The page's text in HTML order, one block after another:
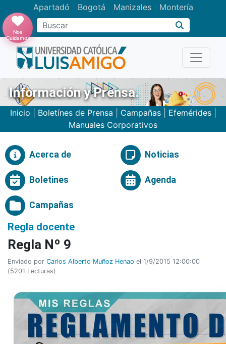
Apartadó Bogotá Manizales Montería
Buscar
Nos
Cuidamos
Información y Prensa.
Inicio Boletínes de Prensa Campañas| Efemérides|
Manuales Corporativos
Acerca de Noticias
Boletines Agenda
Campañas
Regla docente
Regla Nº 9
Enviado por Carlos Alberto Muñoz Henao el 1/9/2015 12:00:00
(5201 Lecturas)